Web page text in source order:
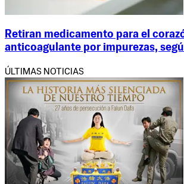
Retiran medicamento para el
anticoagulante por impurezas,
ÚLTIMAS NOTICIAS